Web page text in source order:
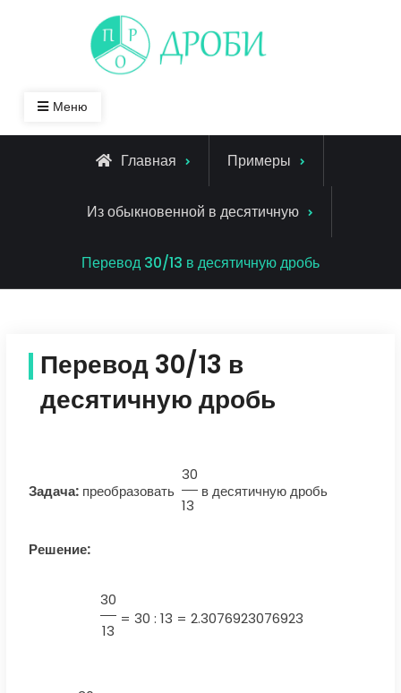
Меню
Главная Примеры
Из обыкновенной в десятичную
Перевод 30/13 в десятичную дробь
Перевод 30/13 в
десятичную дробь
Задача:преобразовать
30
13
в десятичную дробь
Решение:
30
13
= 30 : 13 = 2.3076923076923